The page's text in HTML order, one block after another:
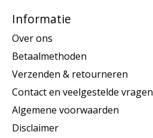
Informatie
Over ons
Betaalmethoden
Verzenden & retourneren
Contact en veelgestelde vragen
Algemene voorwaarden
Disclaimer